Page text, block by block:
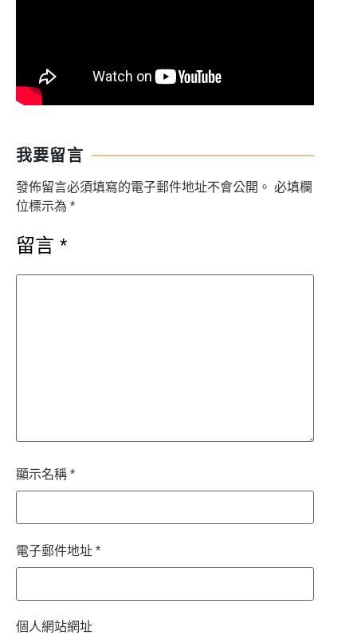
我要留言
發佈留言必須填寫的電子郵件地址不會公開。 必填欄
位標示為 *
留言 *
顯示名稱 *
電子郵件地址 *
個人網站網址